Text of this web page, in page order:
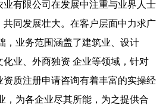
业有限公司在发展中注重与业界人士
同发展壮大。在客户层面中力求广
，业务范围涵盖了建筑业、设计
化业、外商独资 企业等领域，针对
质注册申请咨询有着丰富的实操经
，为各企业尽其所能，为之提供合